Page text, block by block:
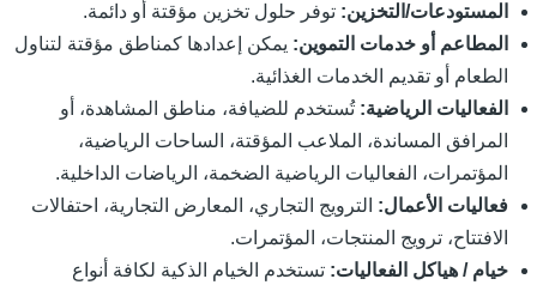
المستودعات/التخزين:توفر حلول تخزين مؤقتة أو دائمة.
المطاعم أو خدمات التموين:يمكن إعدادها كمناطق مؤقتة لتناول
الطعام أو تقديم الخدمات الغذائية.
الفعاليات الرياضية:تُستخدم للضيافة، مناطق المشاهدة، أو
المرافق المساندة، الملاعب المؤقتة، الساحات الرياضية،
المؤتمرات، الفعاليات الرياضية الضخمة، الرياضات الداخلية.
فعاليات الأعمال:الترويج التجاري، المعارض التجارية، احتفالات
الافتتاح، ترويج المنتجات، المؤتمرات.
خيام / هياكل الفعاليات:تستخدم الخيام الذكية لكافة أنواع